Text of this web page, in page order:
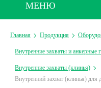
МЕНЮ
Главная Продукция
Внутренние захваты и анкерные
Внутренние захваты (клинья)
Внутренний захват (клинья)